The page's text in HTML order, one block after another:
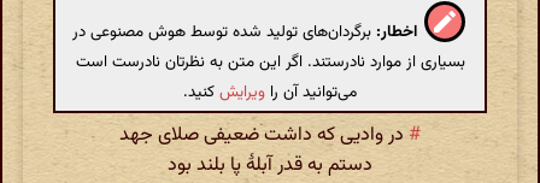
اخطار: برگردان‌های تولید شده توسط هوش مصنوعی در
بسیاری از موارد نادرستند. اگر این متن به نظرتان نادرست است
می‌توانید آن را ویرایشکنید.
# در وادیی‌ که داشت‌ ضعیفی‌ صلای جهد
دستم به قدر آبلهٔ پا بلند بود